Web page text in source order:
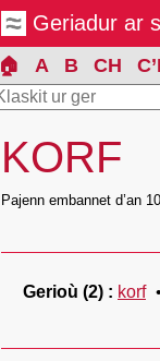
Geriadur ar
🏠 A B CH
KORF
Pajenn embannet d’an
Gerioù (2) korf